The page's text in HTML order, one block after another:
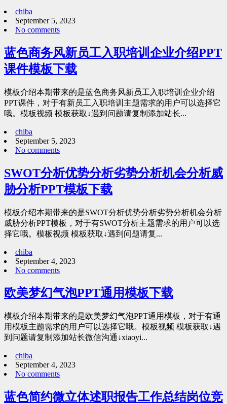
chiba
September 5, 2023
No comments
蓝色商务风新员工入职培训企业介绍PPT
课件模板下载
模板介绍本期带来的是蓝色商务风新员工入职培训企业介绍
PPT课件，对于有新员工入职培训主题需求的用户可以选择它
哦。模板视频 模板获取↓遇到问题请复制添加站长...
chiba
September 5, 2023
No comments
SWOT分析优势分析劣势分析机会分析威
胁分析PPT模板下载
模板介绍本期带来的是SWOT分析优势分析劣势分析机会分析
威胁分析PPT模板，对于有SWOT分析主题需求的用户可以选
择它哦。模板视频 模板获取↓遇到问题请复...
chiba
September 4, 2023
No comments
欧美梦幻气泡PPT通用模板下载
模板介绍本期带来的是欧美梦幻气泡PPT通用模板，对于有通
用模板主题需求的用户可以选择它哦。模板视频 模板获取↓遇
到问题请复制添加站长微信沟通↓xiaoyi...
chiba
September 4, 2023
No comments
蓝色简约微立体述职报告工作总结岗位竞